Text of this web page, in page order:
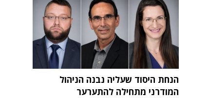
הנחת היסוד שעליה נבנה הניהול
המודרני מתחילה להתערער